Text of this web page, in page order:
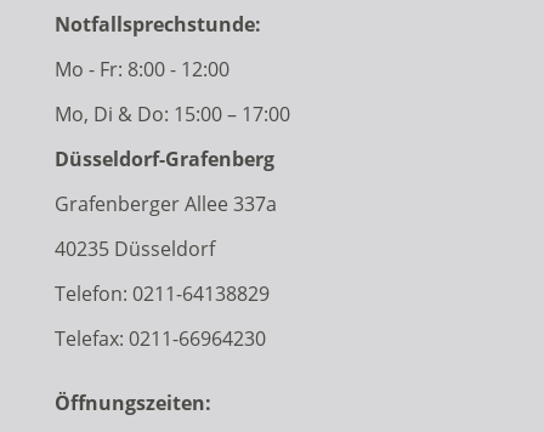
Notfallsprechstunde:
Mo - Fr: 8:00 - 12:00
Mo, Di & Do: 15:00 – 17:00
Düsseldorf-Grafenberg
Grafenberger Allee 337a
40235 Düsseldorf
Telefon: 0211-64138829
Telefax: 0211-66964230
Öffnungszeiten: